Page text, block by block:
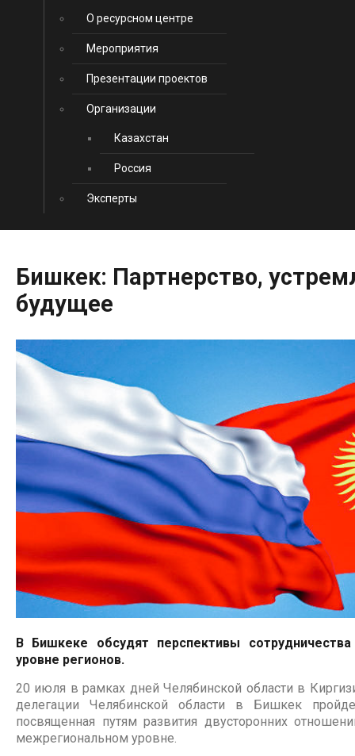
О ресурсном центре
Мероприятия
Презентации проектов
Организации
Казахстан
Россия
Эксперты
Бишкек: Партнерство,
будущее
В Бишкеке обсудят перспективы
уровне регионов.
20 июля в рамках дней Челябинской области в
делегации Челябинской области в Бишкек
посвященная путям развития двусторонних
межрегиональном уровне.